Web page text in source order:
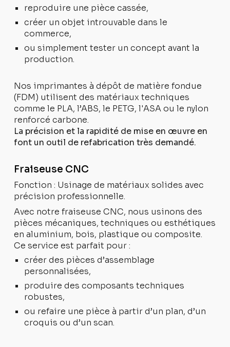
reproduire une pièce cassée,
créer un objet introuvable dans le
commerce,
ou simplement tester un concept avant la
production.
Nos imprimantes à dépôt de matière fondue
(FDM) utilisent des matériaux techniques
comme le PLA, l’ABS, le PETG, l'ASA ou le nylon
renforcé carbone.
La précision et la rapidité de mise en œuvre en
font un outil de refabrication très demandé.
Fraiseuse CNC
Fonction : Usinage de matériaux solides avec
précision professionnelle.
Avec notre fraiseuse CNC, nous usinons des
pièces mécaniques, techniques ou esthétiques
en aluminium, bois, plastique ou composite.
Ce service est parfait pour :
créer des pièces d’assemblage
personnalisées,
produire des composants techniques
robustes,
ou refaire une pièce à partir d’un plan, d’un
croquis ou d’un scan.